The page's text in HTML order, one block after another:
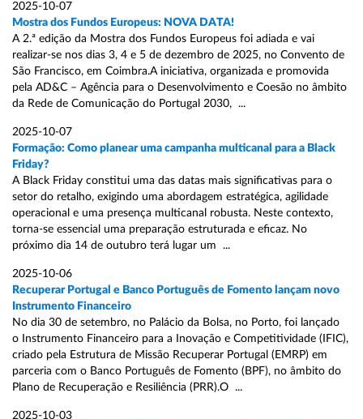
2025-10-07
Mostra dos Fundos Europeus: NOVA DATA!
A 2.ª edição da Mostra dos Fundos Europeus foi adiada e vai
realizar-se nos dias 3, 4 e 5 de dezembro de 2025, no Convento de
São Francisco, em Coimbra.A iniciativa, organizada e promovida
pela AD&C – Agência para o Desenvolvimento e Coesão no âmbito
da Rede de Comunicação do Portugal 2030, ...
2025-10-07
Formação: Como planear uma campanha multicanal para a Black
Friday?
A Black Friday constitui uma das datas mais significativas para o
setor do retalho, exigindo uma abordagem estratégica, agilidade
operacional e uma presença multicanal robusta. Neste contexto,
torna-se essencial uma preparação estruturada e eficaz. No
próximo dia 14 de outubro terá lugar um ...
2025-10-06
Recuperar Portugal e Banco Português de Fomento lançam novo
Instrumento Financeiro
No dia 30 de setembro, no Palácio da Bolsa, no Porto, foi lançado
o Instrumento Financeiro para a Inovação e Competitividade (IFIC),
criado pela Estrutura de Missão Recuperar Portugal (EMRP) em
parceria com o Banco Português de Fomento (BPF), no âmbito do
Plano de Recuperação e Resiliência (PRR).O ...
2025-10-03